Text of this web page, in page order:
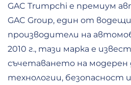
GAC Trumpchi е премиум
GAC Group, един от
производители на
2010 г., тази марка е
съчетаването на модерен
технологии, безопасност